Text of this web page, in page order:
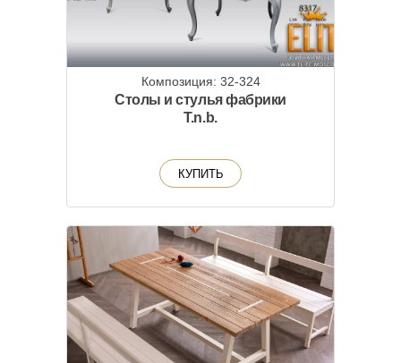
Композиция: 32-324
Столы и стулья фабрики
T.n.b.
КУПИТЬ